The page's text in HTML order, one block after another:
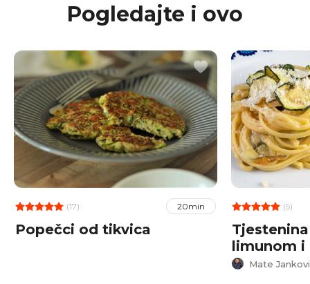
Pogledajte i ovo
(17) 20min
Popečci od tikvica
(5)
limunom
Mate